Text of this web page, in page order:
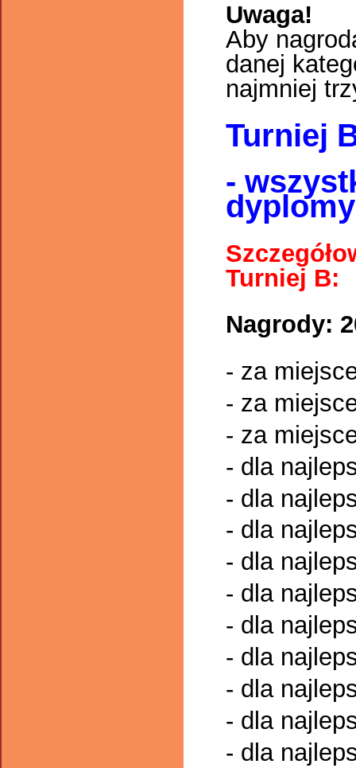
Uwaga!
Aby
danej
najmniej
Turniej
-
Turniej B:
Nagrody:
- za
- za
- za
- dla
- dla
- dla
- dla
- dla
- dla
- dla
- dla
- dla
- dla